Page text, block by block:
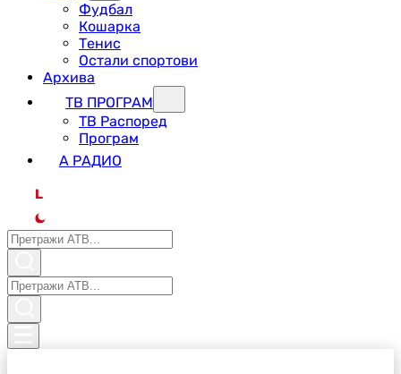
Фудбал
Кошарка
Тенис
Остали спортови
Архива
ТВ ПРОГРАМ
ТВ Распоред
Програм
А РАДИО
L